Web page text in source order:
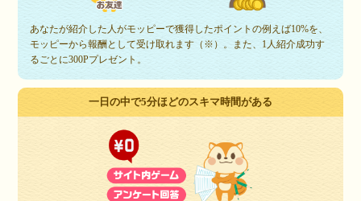
あなたが紹介した人がモッピーで獲得したポイントの例えば10%を、
モッピーから報酬として受け取れます（※）。また、1人紹介成功す
るごとに300Pプレゼント。
一日の中で5分ほどのスキマ時間がある